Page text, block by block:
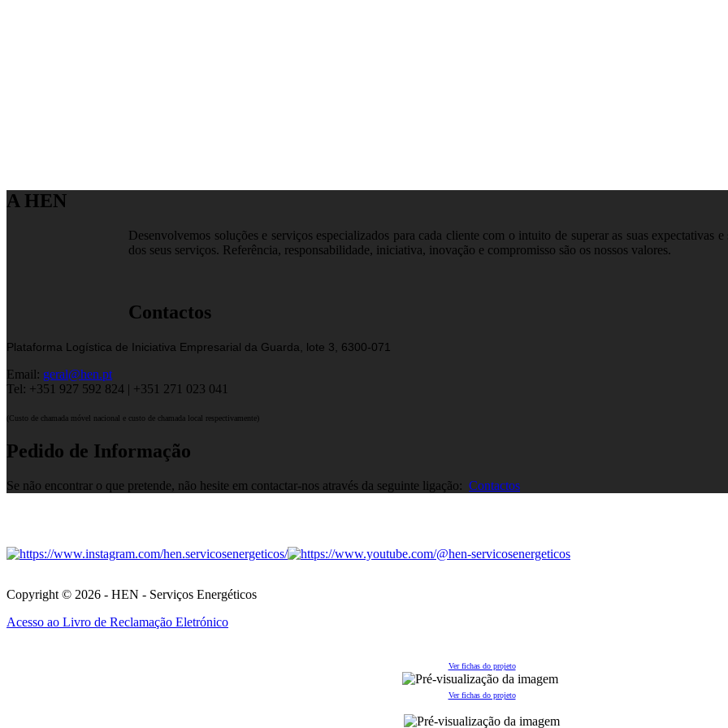
A HEN
Desenvolvemos soluções e serviços especializados para cada cliente com o intuito de superar as suas expectativas
dos seus serviços. Referência, responsabilidade, iniciativa, inovação e compromisso são os nossos valores.
Contactos
Plataforma Logística de Iniciativa Empresarial da Guarda, lote 3, 6300-071
Email: geral@hen.pt
Tel: +351 927 592 824 | +351 271 023 041
(Custo de chamada móvel nacional e custo de chamada local respectivamente)
Pedido de Informação
Se não encontrar o que pretende, não hesite em contactar-nos através da seguinte ligação: Contactos
Copyright © 2026 - HEN - Serviços Energéticos
Acesso ao Livro de Reclamação Eletrónico
Ver fichas do projeto
Ver fichas do projeto